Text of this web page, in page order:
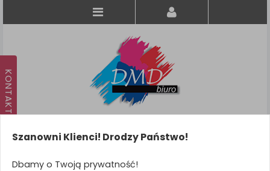
Szanowni Klienci! Drodzy Państwo!
Dbamy o Twoją prywatność!